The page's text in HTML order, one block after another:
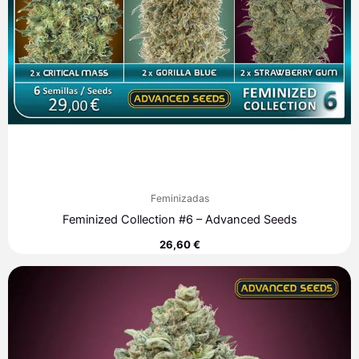
Feminizadas
Feminized Collection #6 – Advanced Seeds
26,60€
de
precios:
hasta
313,40 €